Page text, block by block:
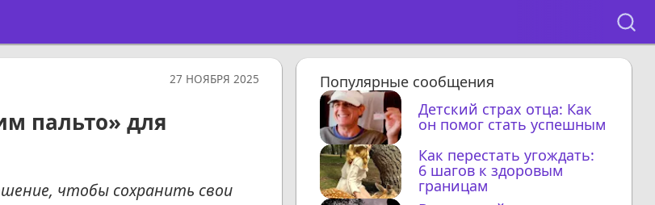
27 НОЯБРЯ 2025
пальто» для
чтобы сохранить свои
Популярные сообщения
Детский страх отца: Как
он помог стать успешным
Как перестать угождать:
6 шагов к здоровым
границам